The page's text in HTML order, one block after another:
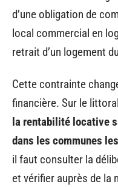
d’une obligation de
local commercial en
retrait d’un logement
Cette contrainte
financière. Sur le
la rentabilité locative
dans les communes
il faut consulter la
et vérifier auprès de la